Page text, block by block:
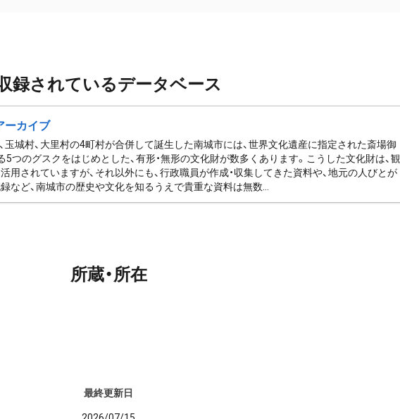
録されているデータベース
ーカイブ
玉城村、大里村の4町村が合併して誕生した南城市には、世界文化遺産に指定された斎場御
5つのグスクをはじめとした、有形・無形の文化財が数多くあります。こうした文化財は、観
用されていますが、それ以外にも、行政職員が作成・収集してきた資料や、地元の人びとが
など、南城市の歴史や文化を知るうえで貴重な資料は無数...
所蔵・所在
最終更新日